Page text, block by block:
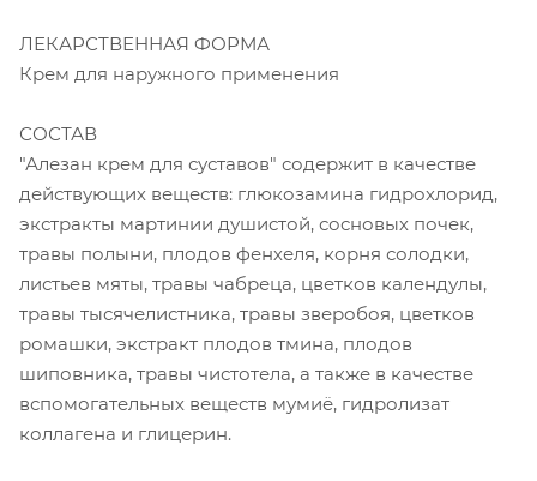
ЛЕКАРСТВЕННАЯ ФОРМА
Крем для наружного применения
СОСТАВ
"Алезан крем для суставов" содержит в качестве
действующих веществ: глюкозамина гидрохлорид,
экстракты мартинии душистой, сосновых почек,
травы полыни, плодов фенхеля, корня солодки,
листьев мяты, травы чабреца, цветков календулы,
травы тысячелистника, травы зверобоя, цветков
ромашки, экстракт плодов тмина, плодов
шиповника, травы чистотела, а также в качестве
вспомогательных веществ мумиё, гидролизат
коллагена и глицерин.